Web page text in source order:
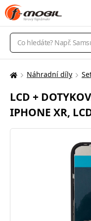
Vyhledávání
Zde
nacházíte:
Náhradní díly
LCD +
IPHONE XR,